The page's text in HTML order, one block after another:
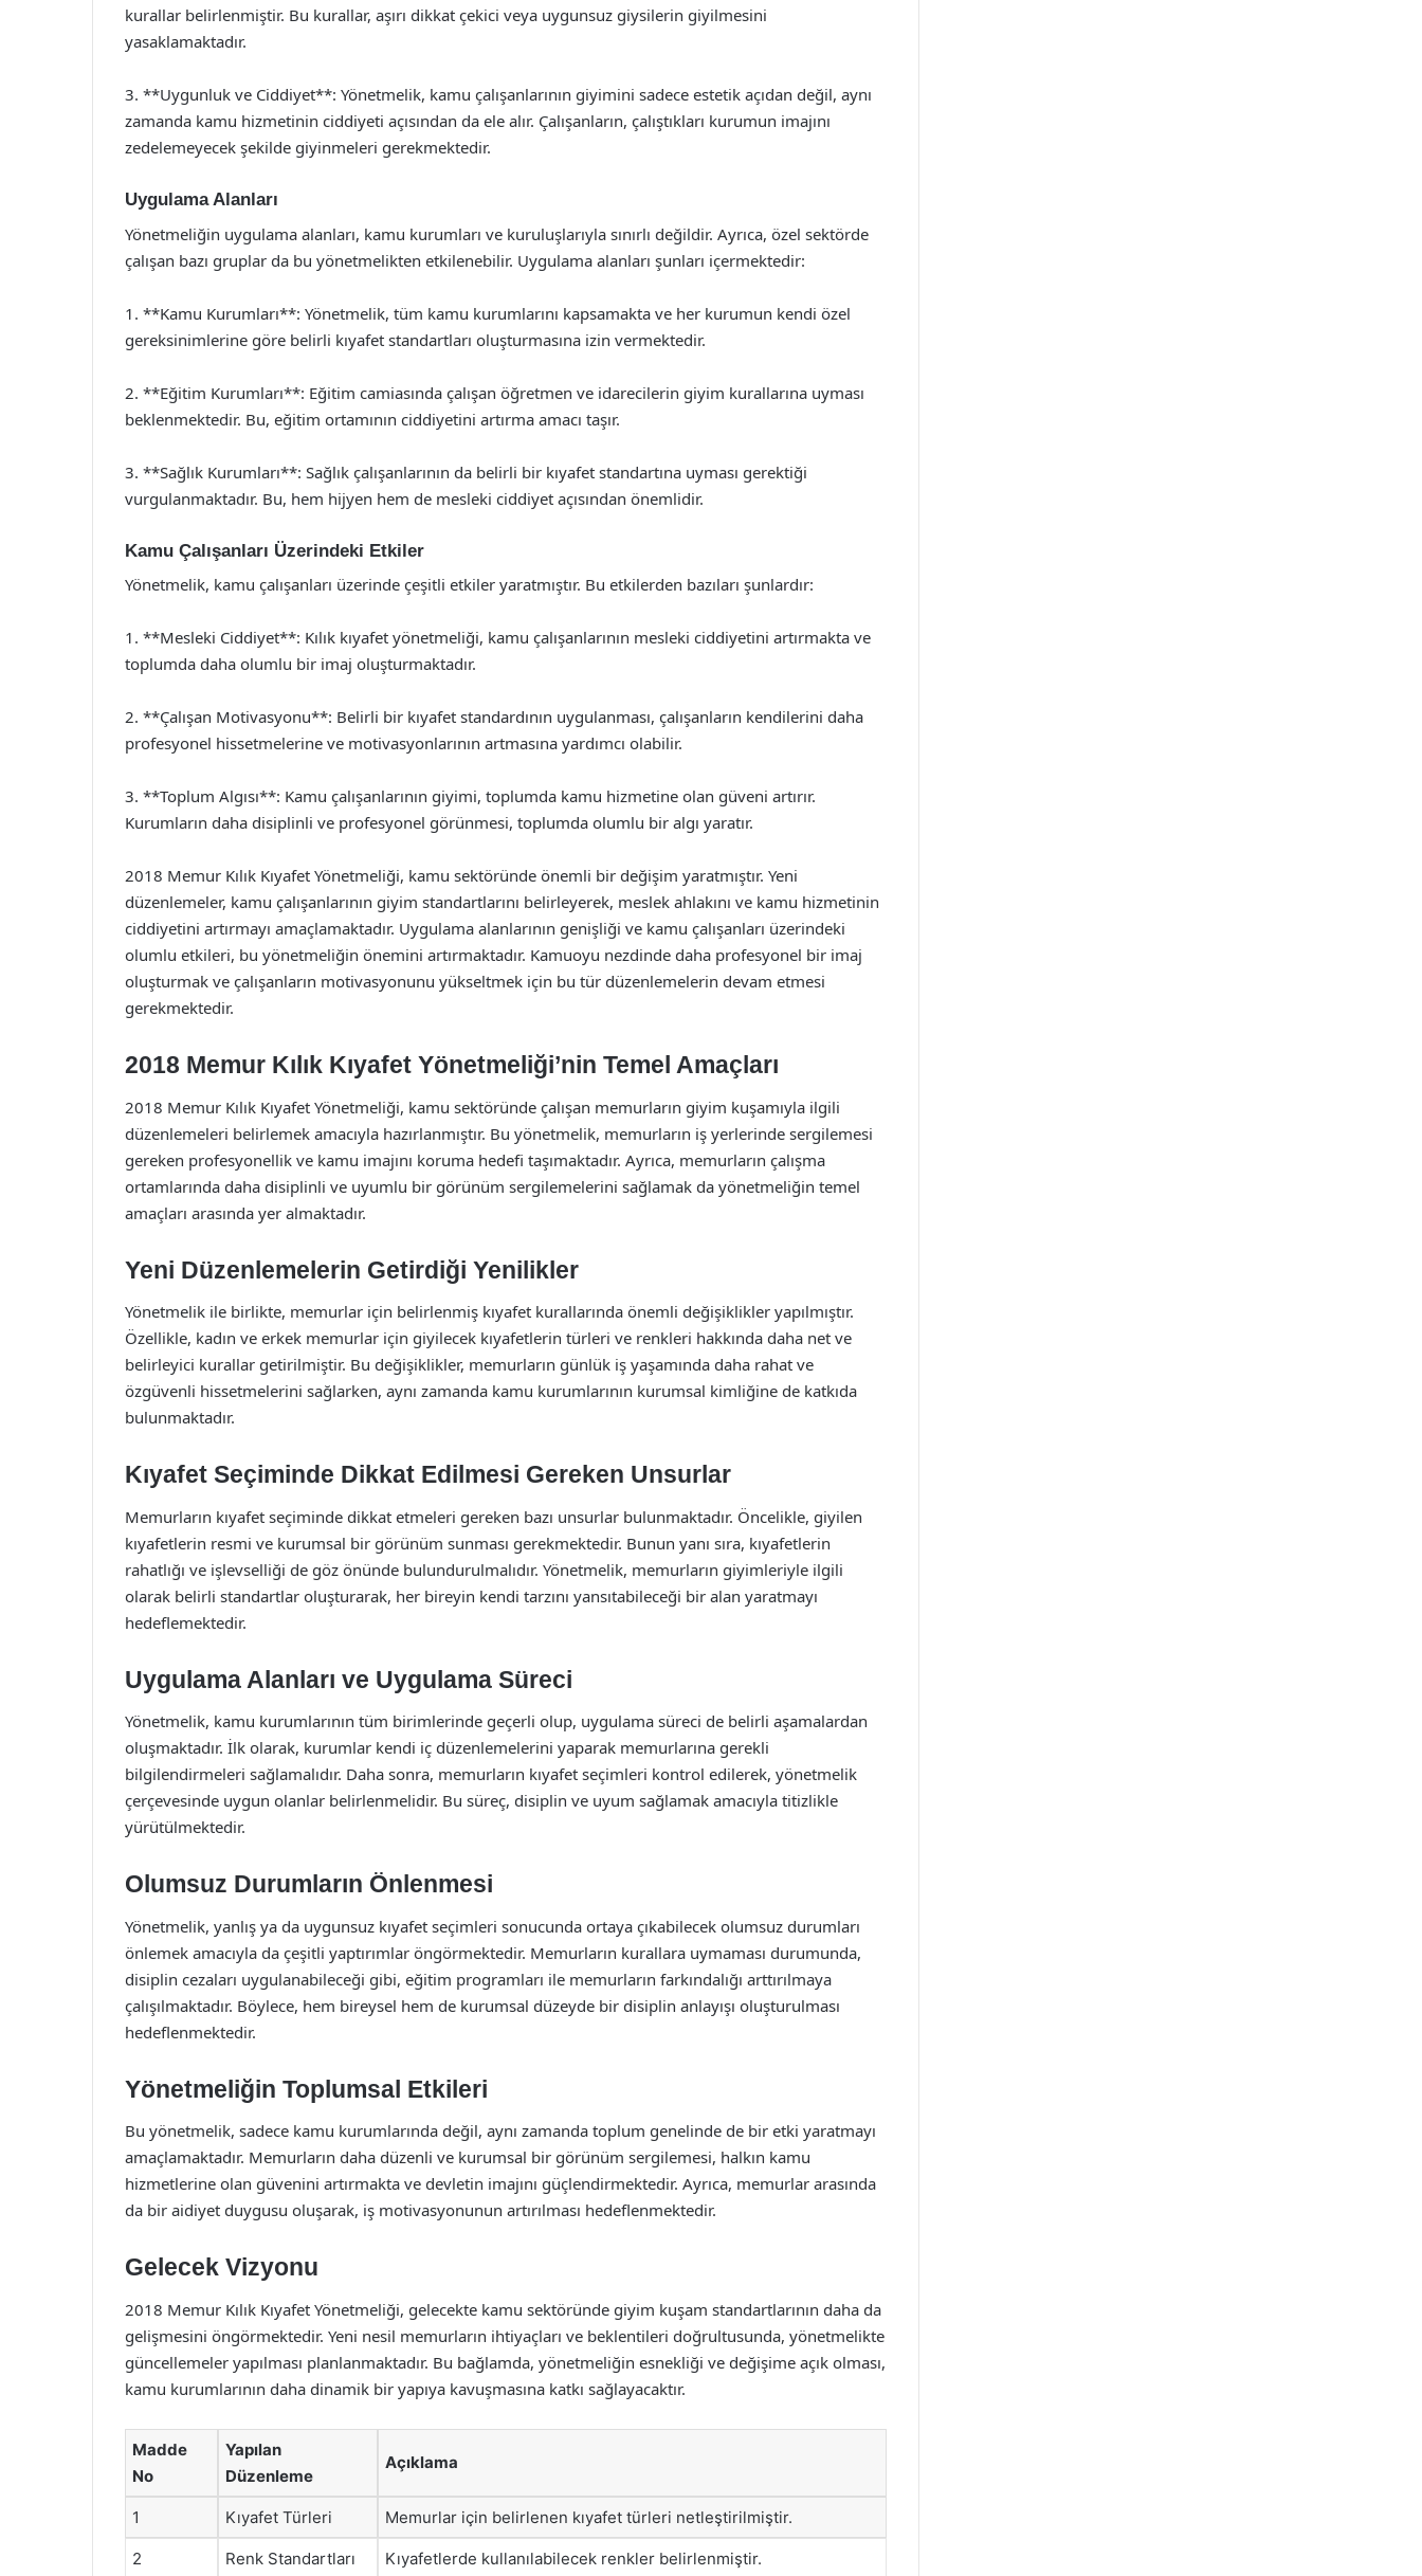
kurallar belirlenmiştir. Bu kurallar, aşırı dikkat çekici veya uygunsuz giysilerin giyilmesini
yasaklamaktadır.
3. **Uygunluk ve Ciddiyet**: Yönetmelik, kamu çalışanlarının giyimini sadece estetik açıdan değil, aynı
zamanda kamu hizmetinin ciddiyeti açısından da ele alır. Çalışanların, çalıştıkları kurumun imajını
zedelemeyecek şekilde giyinmeleri gerekmektedir.
Uygulama Alanları
Yönetmeliğin uygulama alanları, kamu kurumları ve kuruluşlarıyla sınırlı değildir. Ayrıca, özel sektörde
çalışan bazı gruplar da bu yönetmelikten etkilenebilir. Uygulama alanları şunları içermektedir:
1. **Kamu Kurumları**: Yönetmelik, tüm kamu kurumlarını kapsamakta ve her kurumun kendi özel
gereksinimlerine göre belirli kıyafet standartları oluşturmasına izin vermektedir.
2. **Eğitim Kurumları**: Eğitim camiasında çalışan öğretmen ve idarecilerin giyim kurallarına uyması
beklenmektedir. Bu, eğitim ortamının ciddiyetini artırma amacı taşır.
3. **Sağlık Kurumları**: Sağlık çalışanlarının da belirli bir kıyafet standartına uyması gerektiği
vurgulanmaktadır. Bu, hem hijyen hem de mesleki ciddiyet açısından önemlidir.
Kamu Çalışanları Üzerindeki Etkiler
Yönetmelik, kamu çalışanları üzerinde çeşitli etkiler yaratmıştır. Bu etkilerden bazıları şunlardır:
1. **Mesleki Ciddiyet**: Kılık kıyafet yönetmeliği, kamu çalışanlarının mesleki ciddiyetini artırmakta ve
toplumda daha olumlu bir imaj oluşturmaktadır.
2. **Çalışan Motivasyonu**: Belirli bir kıyafet standardının uygulanması, çalışanların kendilerini daha
profesyonel hissetmelerine ve motivasyonlarının artmasına yardımcı olabilir.
3. **Toplum Algısı**: Kamu çalışanlarının giyimi, toplumda kamu hizmetine olan güveni artırır.
Kurumların daha disiplinli ve profesyonel görünmesi, toplumda olumlu bir algı yaratır.
2018 Memur Kılık Kıyafet Yönetmeliği, kamu sektöründe önemli bir değişim yaratmıştır. Yeni
düzenlemeler, kamu çalışanlarının giyim standartlarını belirleyerek, meslek ahlakını ve kamu hizmetinin
ciddiyetini artırmayı amaçlamaktadır. Uygulama alanlarının genişliği ve kamu çalışanları üzerindeki
olumlu etkileri, bu yönetmeliğin önemini artırmaktadır. Kamuoyu nezdinde daha profesyonel bir imaj
oluşturmak ve çalışanların motivasyonunu yükseltmek için bu tür düzenlemelerin devam etmesi
gerekmektedir.
2018 Memur Kılık Kıyafet Yönetmeliği’nin Temel Amaçları
2018 Memur Kılık Kıyafet Yönetmeliği, kamu sektöründe çalışan memurların giyim kuşamıyla ilgili
düzenlemeleri belirlemek amacıyla hazırlanmıştır. Bu yönetmelik, memurların iş yerlerinde sergilemesi
gereken profesyonellik ve kamu imajını koruma hedefi taşımaktadır. Ayrıca, memurların çalışma
ortamlarında daha disiplinli ve uyumlu bir görünüm sergilemelerini sağlamak da yönetmeliğin temel
amaçları arasında yer almaktadır.
Yeni Düzenlemelerin Getirdiği Yenilikler
Yönetmelik ile birlikte, memurlar için belirlenmiş kıyafet kurallarında önemli değişiklikler yapılmıştır.
Özellikle, kadın ve erkek memurlar için giyilecek kıyafetlerin türleri ve renkleri hakkında daha net ve
belirleyici kurallar getirilmiştir. Bu değişiklikler, memurların günlük iş yaşamında daha rahat ve
özgüvenli hissetmelerini sağlarken, aynı zamanda kamu kurumlarının kurumsal kimliğine de katkıda
bulunmaktadır.
Kıyafet Seçiminde Dikkat Edilmesi Gereken Unsurlar
Memurların kıyafet seçiminde dikkat etmeleri gereken bazı unsurlar bulunmaktadır. Öncelikle, giyilen
kıyafetlerin resmi ve kurumsal bir görünüm sunması gerekmektedir. Bunun yanı sıra, kıyafetlerin
rahatlığı ve işlevselliği de göz önünde bulundurulmalıdır. Yönetmelik, memurların giyimleriyle ilgili
olarak belirli standartlar oluşturarak, her bireyin kendi tarzını yansıtabileceği bir alan yaratmayı
hedeflemektedir.
Uygulama Alanları ve Uygulama Süreci
Yönetmelik, kamu kurumlarının tüm birimlerinde geçerli olup, uygulama süreci de belirli aşamalardan
oluşmaktadır. İlk olarak, kurumlar kendi iç düzenlemelerini yaparak memurlarına gerekli
bilgilendirmeleri sağlamalıdır. Daha sonra, memurların kıyafet seçimleri kontrol edilerek, yönetmelik
çerçevesinde uygun olanlar belirlenmelidir. Bu süreç, disiplin ve uyum sağlamak amacıyla titizlikle
yürütülmektedir.
Olumsuz Durumların Önlenmesi
Yönetmelik, yanlış ya da uygunsuz kıyafet seçimleri sonucunda ortaya çıkabilecek olumsuz durumları
önlemek amacıyla da çeşitli yaptırımlar öngörmektedir. Memurların kurallara uymaması durumunda,
disiplin cezaları uygulanabileceği gibi, eğitim programları ile memurların farkındalığı arttırılmaya
çalışılmaktadır. Böylece, hem bireysel hem de kurumsal düzeyde bir disiplin anlayışı oluşturulması
hedeflenmektedir.
Yönetmeliğin Toplumsal Etkileri
Bu yönetmelik, sadece kamu kurumlarında değil, aynı zamanda toplum genelinde de bir etki yaratmayı
amaçlamaktadır. Memurların daha düzenli ve kurumsal bir görünüm sergilemesi, halkın kamu
hizmetlerine olan güvenini artırmakta ve devletin imajını güçlendirmektedir. Ayrıca, memurlar arasında
da bir aidiyet duygusu oluşarak, iş motivasyonunun artırılması hedeflenmektedir.
Gelecek Vizyonu
2018 Memur Kılık Kıyafet Yönetmeliği, gelecekte kamu sektöründe giyim kuşam standartlarının daha da
gelişmesini öngörmektedir. Yeni nesil memurların ihtiyaçları ve beklentileri doğrultusunda, yönetmelikte
güncellemeler yapılması planlanmaktadır. Bu bağlamda, yönetmeliğin esnekliği ve değişime açık olması,
kamu kurumlarının daha dinamik bir yapıya kavuşmasına katkı sağlayacaktır.
Madde
No
Yapılan
Düzenleme
Açıklama
1 Kıyafet Türleri Memurlar için belirlenen kıyafet türleri netleştirilmiştir.
2 Renk Standartları Kıyafetlerde kullanılabilecek renkler belirlenmiştir.